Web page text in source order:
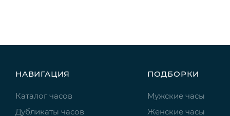
НАВИГАЦИЯ
Каталог часов
Дубликаты часов
ПОДБОРКИ
Мужские часы
Женские часы